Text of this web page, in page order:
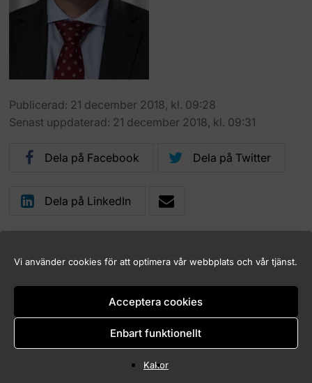
Vi använder cookies för att optimera vår webbplats och vår tjänst.
Acceptera cookies
Enbart funktionellt
Kakor
Publicerad: 21 december 2018, kl. 09:28
Senast uppdaterad: 21 december 2018, kl. 09:31
Dela på Facebook Dela på Twitter
Dela på LinkedIn
Tillgänglighet för marknadskontroll.se